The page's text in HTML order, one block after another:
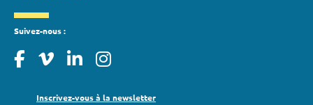
Suivez-nous :
Inscrivez-vous à la newsletter